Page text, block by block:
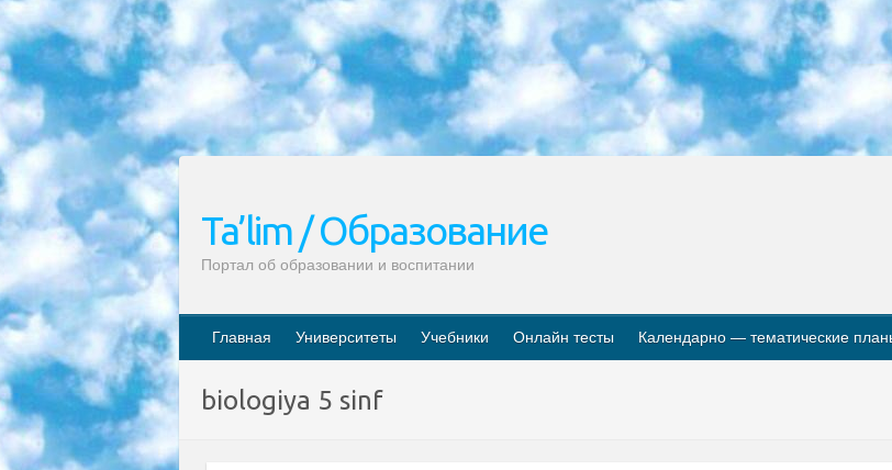
Ta’lim / Образование
Портал об образовании и воспитании
Главная Университеты Учебники Онлайн тесты Календарно — тематические
biologiya 5 sinf